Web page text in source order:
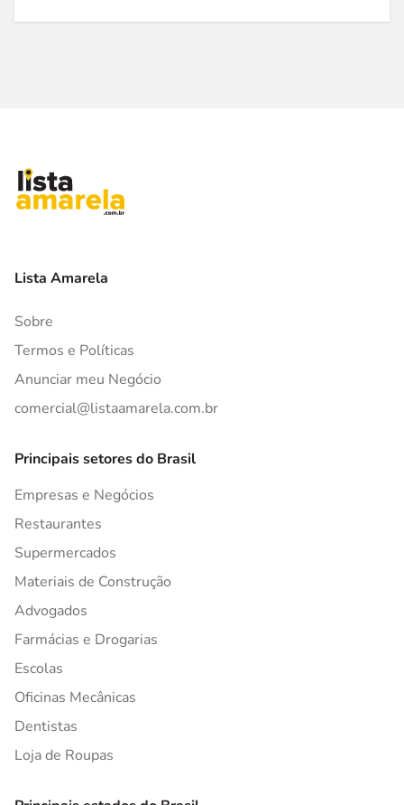
Lista Amarela
Sobre
Termos e Políticas
Anunciar meu Negócio
comercial@listaamarela.com.br
Principais setores do Brasil
Empresas e Negócios
Restaurantes
Supermercados
Materiais de Construção
Advogados
Farmácias e Drogarias
Escolas
Oficinas Mecânicas
Dentistas
Loja de Roupas